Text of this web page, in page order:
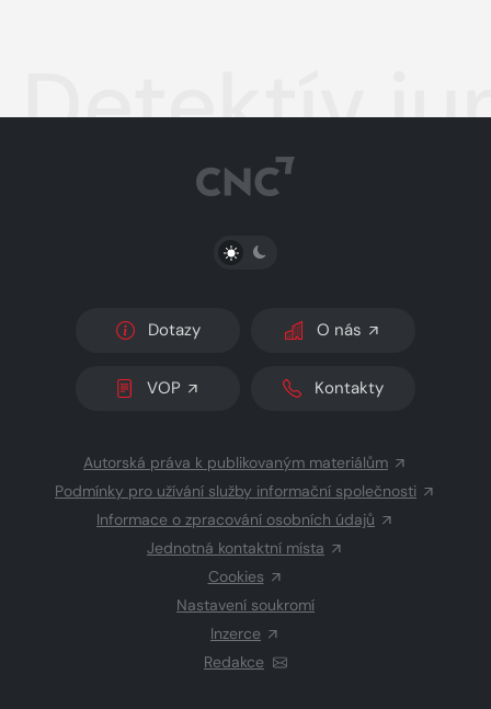
Detektív
PŘEPNOUT SVĚTLÝ/TMAVÝ REŽIM
Dotazy O nás
VOP Kontakty
Autorská práva k publikovaným materiálům
Podmínky pro užívání služby informační společnosti
Informace o zpracování osobních údajů
Jednotná kontaktní místa
Cookies
Nastavení soukromí
Inzerce
Redakce